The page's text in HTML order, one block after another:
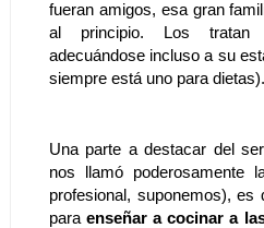
fueran amigos, esa gran
al principio. Los tratan
adecuándose incluso a su
siempre está uno para dietas).
Una parte a destacar del
nos llamó poderosamente
profesional, suponemos),
para enseñar a cocinar a